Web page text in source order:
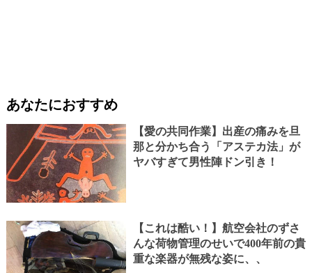
あなたにおすすめ
【愛の共同作業】出産の痛みを旦
那と分かち合う「アステカ法」が
ヤバすぎて男性陣ドン引き！
【これは酷い！】航空会社のずさ
んな荷物管理のせいで400年前の貴
重な楽器が無残な姿に、、